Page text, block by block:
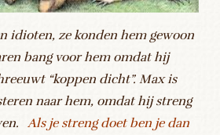
idioten, ze konden hem gewoon
bang voor hem omdat hij
“koppen dicht”. Max is
naar hem, omdat hij streng
Als je streng doet ben je dan